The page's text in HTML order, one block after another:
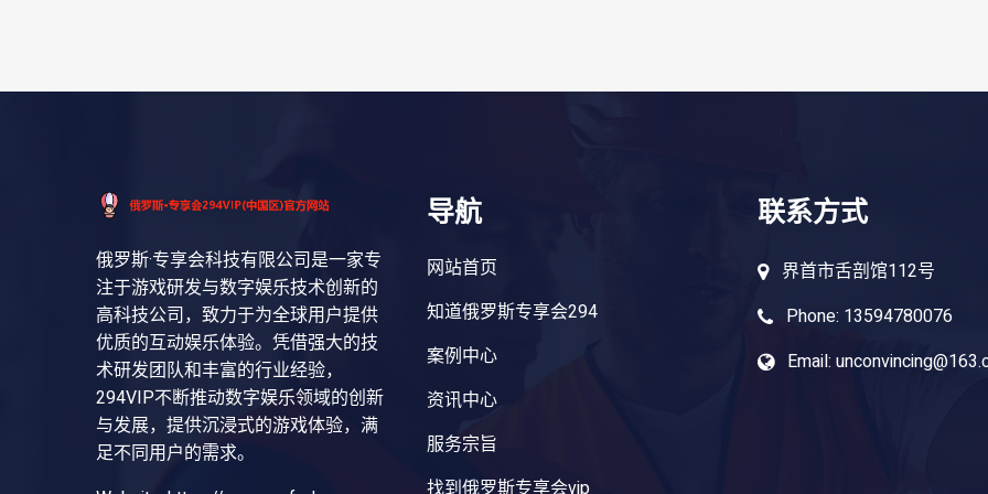
俄罗斯·专享会科技有限公司是一家专
注于游戏研发与数字娱乐技术创新的
高科技公司，致力于为全球用户提供
优质的互动娱乐体验。凭借强大的技
术研发团队和丰富的行业经验，
294VIP不断推动数字娱乐领域的创新
与发展，提供沉浸式的游戏体验，满
足不同用户的需求。
导航
网站首页
知道俄罗斯专享会294
案例中心
资讯中心
服务宗旨
找到俄罗斯专享会vip
联系方式
界首市舌剖馆112号
Phone: 13594780076
Email: